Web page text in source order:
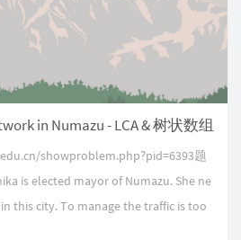
in Numazu - LCA & 树状数组
showproblem.php?pid=6393题
is elected mayor of Numazu. She ne
this city. To manage the traffic is too